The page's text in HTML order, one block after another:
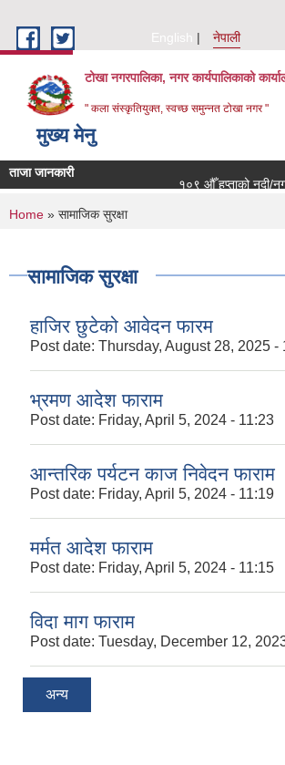
English
नेपाली
टोखा नगरपालिका, नगर कार्यपालिकाको
" कला संस्कृतियुक्त, स्वच्छ समुन्‍नत टोखा नगर "
मुख्य मेनु
ताजा जानकारी
१०९ औँ हप्ताको नदी/
You are here
Home » सामाजिक सुरक्षा
सामाजिक सुरक्षा
हाजिर छुटेको आवेदन फारम
Post date: Thursday, August 28, 2025 -
भ्रमण आदेश फाराम
Post date: Friday, April 5, 2024 - 11:23
आन्तरिक पर्यटन काज निवेदन फाराम
Post date: Friday, April 5, 2024 - 11:19
मर्मत आदेश फाराम
Post date: Friday, April 5, 2024 - 11:15
विदा माग फाराम
Post date: Tuesday, December 12,
अन्य